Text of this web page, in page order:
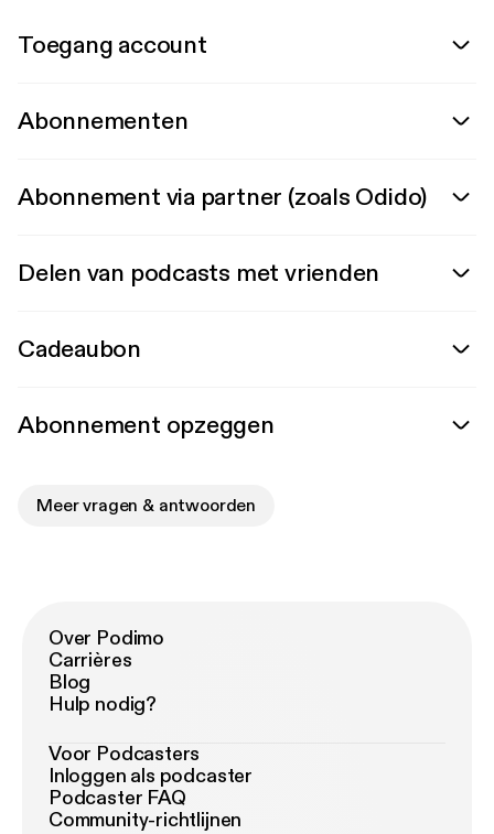
Toegang account
Abonnementen
Abonnement via partner (zoals Odido)
Delen van podcasts met vrienden
Cadeaubon
Abonnement opzeggen
Meer vragen & antwoorden
Over Podimo
Carrières
Blog
Hulp nodig?
Voor Podcasters
Inloggen als podcaster
Podcaster FAQ
Community-richtlijnen